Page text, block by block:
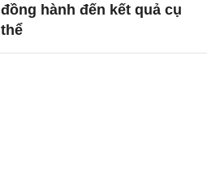
đồng hành đến kết quả cụ
thể